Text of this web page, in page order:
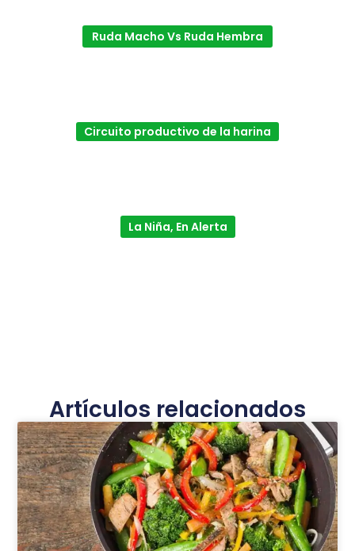
Ruda Macho Vs Ruda Hembra
Circuito productivo de la harina
La Niña, En Alerta
Artículos relacionados